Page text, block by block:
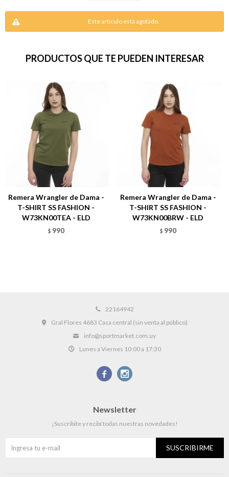
Este artículo está agotado.
PRODUCTOS QUE TE PUEDEN INTERESAR
Remera Wrangler de Dama -
T-SHIRT SS FASHION -
W73KN00TEA - ELD
$ 990
Remera Wrangler de Dama -
T-SHIRT SS FASHION -
W73KN00BRW - ELD
$ 990
22164942
Gral Flores 4683 Casa central (sin venta al público)
info@sportmarket.com.uy
Lunes a Viernes 10:00 a 17:30
 
Newsletter
¡Suscribite y recibí todas nuestras novedades!
SUSCRIBIRME